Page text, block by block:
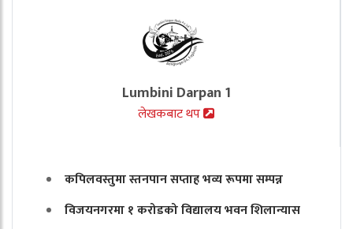
Lumbini Darpan 1
लेखकबाट थप
कपिलवस्तुमा स्तनपान सप्ताह भव्य रूपमा सम्पन्न
विजयनगरमा १ करोडको विद्यालय भवन शिलान्यास